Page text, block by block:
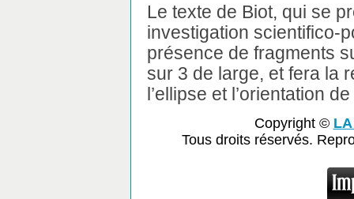
Le texte de Biot, qui se
investigation scientifico-
présence de fragments
sur 3 de large, et fera la
l’ellipse et l’orientation
Copyright ©
Tous droits réservés.